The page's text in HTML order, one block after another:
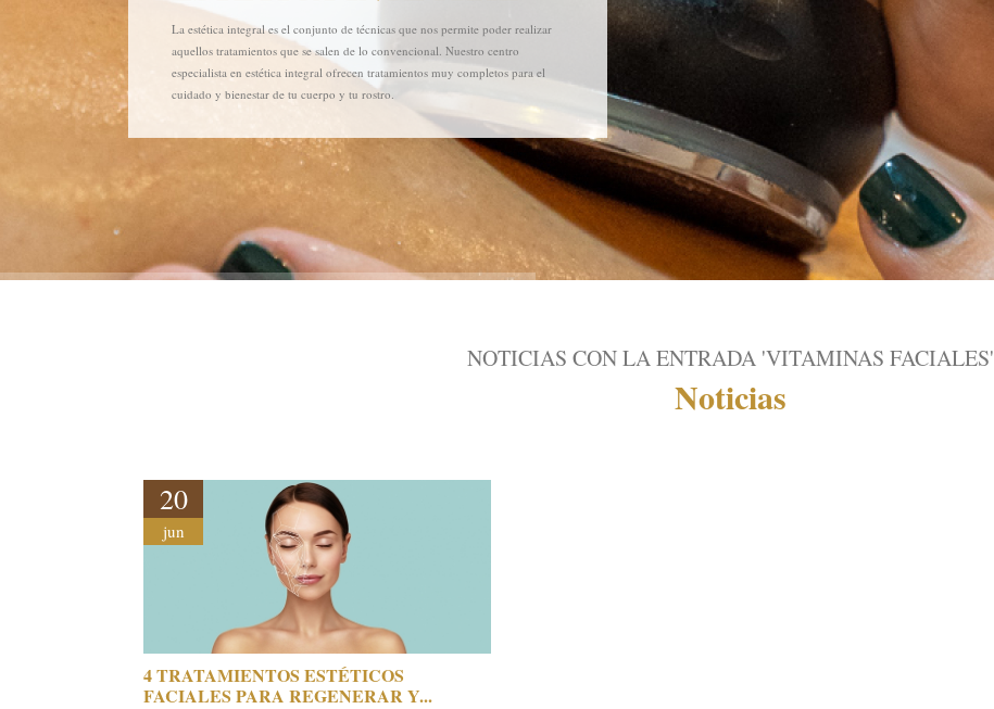
La estética integral es el conjunto de técnicas que nos permite poder realizar
aquellos tratamientos que se salen de lo convencional. Nuestro centro
especialista en estética integral ofrecen tratamientos muy completos para el
cuidado y bienestar de tu cuerpo y tu rostro.
NOTICIAS CON LA ENTRADA 'VITAMINAS FACIALES'
Noticias
20
jun
4 TRATAMIENTOS ESTÉTICOS
FACIALES PARA REGENERAR Y...